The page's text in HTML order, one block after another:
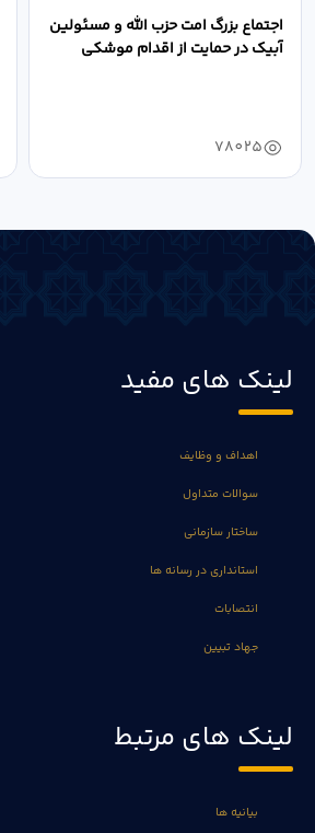
اجتماع بزرگ امت حزب الله و مسئولین
آبیک در حمایت از اقدام موشکی
78025
لینک های مفید
اهداف و وظایف
سوالات متداول
ساختار سازمانی
استانداری در رسانه ها
انتصابات
جهاد تبیین
لینک های مرتبط
بیانیه ها